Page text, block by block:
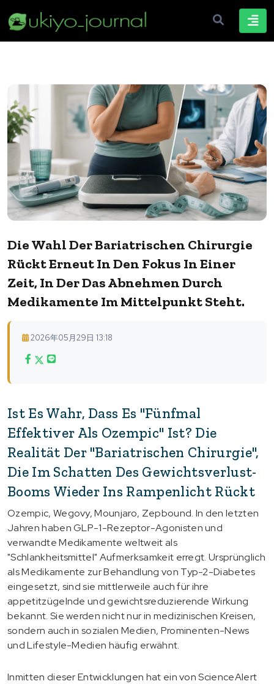
Die Wahl Der Bariatrischen Chirurgie
Rückt Erneut In Den Fokus In Einer
Zeit, In Der Das Abnehmen Durch
Medikamente Im Mittelpunkt Steht.
2026年05月29日 13:18
Ist Es Wahr, Dass Es "fünfmal
Effektiver Als Ozempic" Ist? Die
Realität Der "bariatrischen Chirurgie",
Die Im Schatten Des Gewichtsverlust-
Booms Wieder Ins Rampenlicht Rückt
Ozempic, Wegovy, Mounjaro, Zepbound. In den letzten
Jahren haben GLP-1-Rezeptor-Agonisten und
verwandte Medikamente weltweit als
"Schlankheitsmittel" Aufmerksamkeit erregt. Ursprünglich
als Medikamente zur Behandlung von Typ-2-Diabetes
eingesetzt, sind sie mittlerweile auch für ihre
appetitzügelnde und gewichtsreduzierende Wirkung
bekannt. Sie werden nicht nur in medizinischen Kreisen,
sondern auch in sozialen Medien, Prominenten-News
und Lifestyle-Medien häufig erwähnt.
Inmitten dieser Entwicklungen hat ein von ScienceAlert